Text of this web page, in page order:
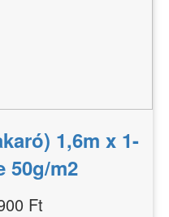
1,6m x 1-
50g/m2
Ft